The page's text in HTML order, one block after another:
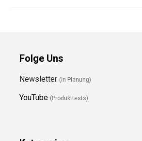
Folge Uns
Newsletter (in Planung)
YouTube (Produkttests)